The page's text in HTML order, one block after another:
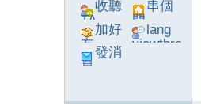
收聽
TA
串個
門
加好
友
lang
viewthre
發消
息